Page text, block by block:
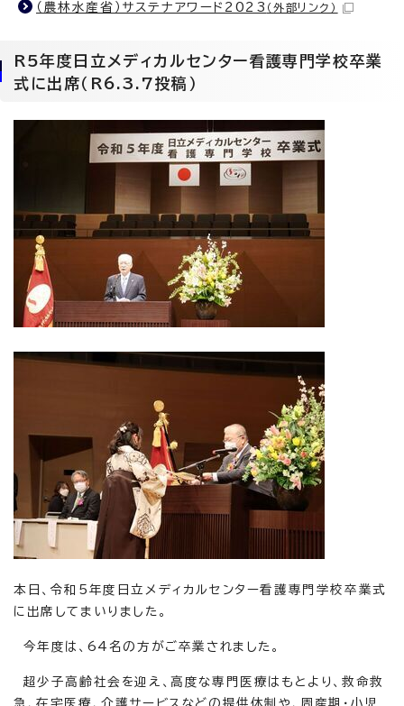
（農林水産省）サステナアワード2023 （外部リンク）
R5年度日立メディカルセンター看護専門学校卒業
式に出席（R6.3.7投稿）
本日、令和5年度日立メディカルセンター看護専門学校卒業式
に出席してまいりました。
今年度は、64名の方がご卒業されました。
超少子高齢社会を迎え、高度な専門医療はもとより、救命救
急、在宅医療、介護サービスなどの提供体制や、周産期・小児